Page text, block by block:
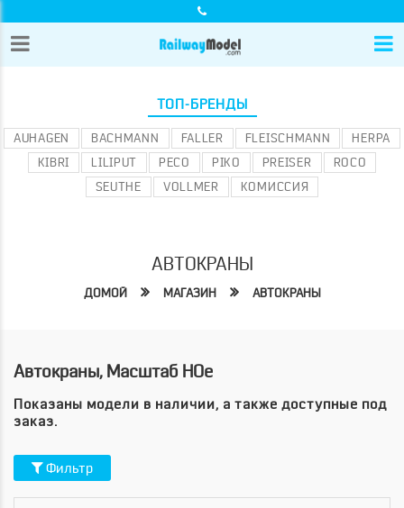
ТОП-БРЕНДЫ
AUHAGEN BACHMANN FALLER FLEISCHMANN
HERPA
KIBRI
LILIPUT PECO PIKO PREISER
ROCO
SEUTHE
VOLLMER КОМИССИЯ
АВТОКРАНЫ
ДОМОЙ МАГАЗИН АВТОКРАНЫ
Автокраны, Масштаб HOe
Показаны модели в наличии, а также доступные под
заказ.
Фильтр